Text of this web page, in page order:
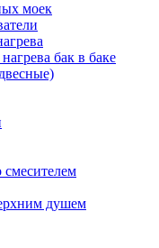
моек
бак в баке
душем